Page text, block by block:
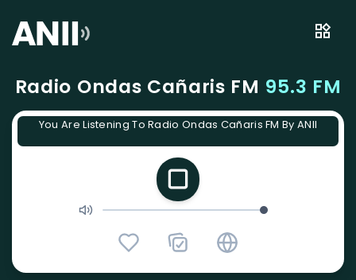
Radio Ondas Cañaris FM 95.3 FM
You Are Listening To Radio Ondas Cañaris FM By ANII